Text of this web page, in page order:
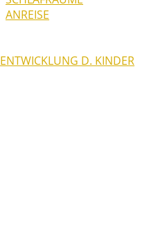
ANREISE
ENTWICKLUNG D. KINDER